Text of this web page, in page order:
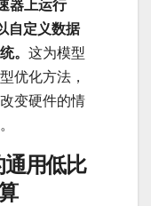
器上运行
自定义数据
。 这为模型
优化方法，
变硬件的情
用低比